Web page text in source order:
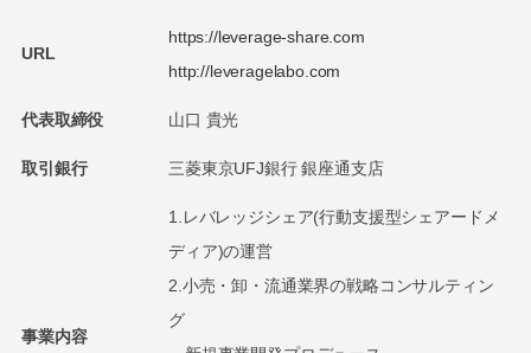
URL
https://leverage-share.com
http://leveragelabo.com
代表取締役 山口 貴光
取引銀行 三菱東京UFJ銀行 銀座通支店
事業内容
1.レバレッジシェア(行動支援型シェアードメ
ディア)の運営
2.小売・卸・流通業界の戦略コンサルティン
グ